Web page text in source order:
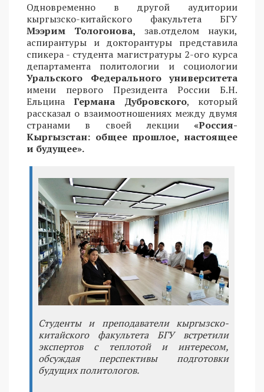
Одновременно в другой аудитории
кыргызско-китайского факультета БГУ
Мээрим Тологонова, зав.отделом науки,
аспирантуры и докторантуры представила
спикера - студента магистратуры 2-ого курса
департамента политологии и социологии
Уральского Федерального университета
имени первого Президента России Б.Н.
ЕльцинаГермана Дубровского, который
рассказал о взаимоотношениях между двумя
странами в своей лекции «Россия-
Кыргызстан: общее прошлое, настоящее
и будущее».
Студенты и преподаватели кыргызско-
китайского факультета БГУ встретили
экспертов с теплотой и интересом,
обсуждая перспективы подготовки
будущих политологов.